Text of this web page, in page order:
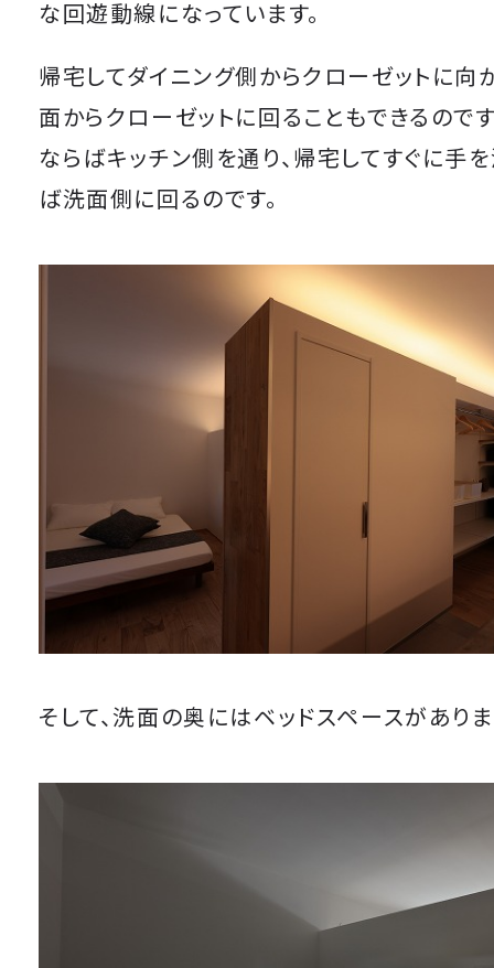
な回遊動線になっています。
帰宅してダイニング側からクローゼットに向
面からクローゼットに回ることもできるので
ならばキッチン側を通り、帰宅してすぐに手
ば洗面側に回るのです。
そして、洗面の奥にはベッドスペースがありま